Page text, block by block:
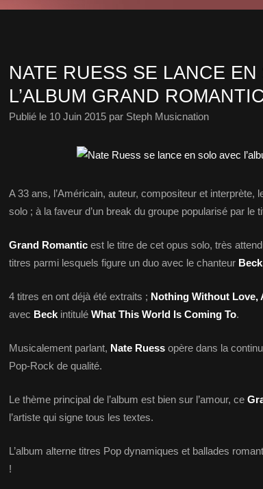
NATE RUESS SE LANCE EN
L’ALBUM GRAND
Publié le 10 Juin 2015 par Steph Musicnation
A 33 ans, l’Américain, auteur, compositeur et interprète,
solo ; à la faveur d’un break du groupe popularisé par le
Grand Romantic est le titre de cet opus solo, très
titres parmi lesquels figure un duo avec le chanteur Beck
4 titres en ont déjà été extraits ; Nothing Without Love,
avec Beck intitulé What This World Is Coming To.
Musicalement parlant, Nate Ruess opère dans la
Pop-Rock de qualité.
Le thème principal de l’album est bien sur l’amour, ce
l’artiste qui signe tous les textes.
L’album alterne titres Pop dynamiques et ballades
!